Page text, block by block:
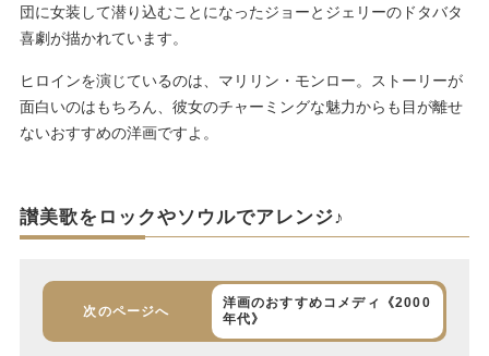
団に女装して潜り込むことになったジョーとジェリーのドタバタ
喜劇が描かれています。
ヒロインを演じているのは、マリリン・モンロー。ストーリーが
面白いのはもちろん、彼女のチャーミングな魅力からも目が離せ
ないおすすめの洋画ですよ。
讃美歌をロックやソウルでアレンジ♪
次のページへ
洋画のおすすめコメディ《2000
年代》